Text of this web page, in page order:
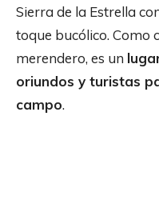
Sierra de la Estrella
toque bucólico. Como
merendero, es un
oriundos y turistas
campo.